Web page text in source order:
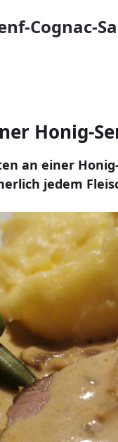
Cognac-
Honig-
an einer
jedem